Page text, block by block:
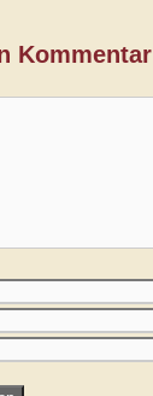
Kommentar